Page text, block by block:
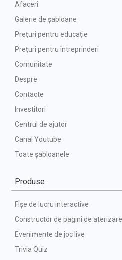
Afaceri
Galerie de șabloane
Prețuri pentru educație
Prețuri pentru întreprinderi
Comunitate
Despre
Contacte
Investitori
Centrul de ajutor
Canal Youtube
Toate șabloanele
Produse
Fișe de lucru interactive
Constructor de pagini de aterizare
Evenimente de joc live
Trivia Quiz